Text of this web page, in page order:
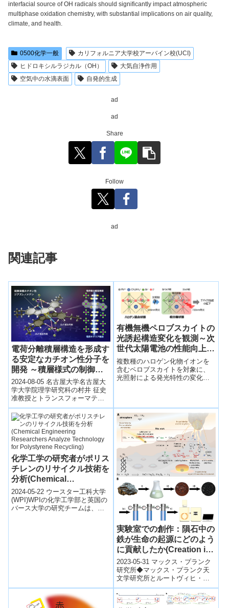
interfacial source of OH radicals should significantly impact atmospheric
multiphase oxidation chemistry, with substantial implications on air quality,
climate, and health.
0500化学一般
カリフォルニア大学校アーバイン校(UCI)
ヒドロキシルラジカル（OH）
大気自浄作用
空気中の水滴表面
自発的生成
ad
ad
Share
Follow
ad
関連記事
電荷分離積層構造を形成す
る安定なカチオン性分子を
開発 ～積層様式の制御を
通じた電荷キャリア輸送の
新戦略を提案～
2024-08-05 名古屋大学名古屋大
学大学院理学研究科の村井 征史
准教授とトランスフォーマティ
ブ生命分子研究所（WPI-
ITbM*1）・学際統合物質科学
研...
有機無機ペロブスカイトの
光誘起構造変化を観測～次
世代太陽電池の性能向上に
期待～
複数種のハロゲン化物イオンを
含むペロブスカイトを対象に、
光照射による発光特性の変化が
した。また、この構造変化は、
結晶表面の格子欠陥を不活性化
することで抑制できることがわ
かりました。
化学工学の研究者がポリス
チレンのリサイクル技術を
分析(Chemical
Engineering
Researchers Analyze
Technology for
2024-05-22 ウースター工科大学
(WPI)WPIの化学工学部と英国の
バース大学の研究チームは、現
実験室での創作：隕石中の
鉄が生命の起源にどのよう
に貢献したか(Creation in
the laboratory：How iron
in meteorites could have
contributed to the origin
of life)
2023-05-31 マックス・プランク
研究所◆マックス・プランク天
文学研究所とルートヴィヒ・マ
クシミリアン大学ミュンヘンの
研究者たちは、隕石と火山灰を
用いた実...